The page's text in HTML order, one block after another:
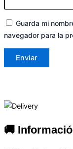
Guarda mi
navegador para la
🚚